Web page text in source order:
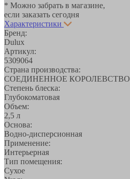
* Можно забрать в магазине,
если заказать сегодня
Характеристики
Бренд:
Dulux
Артикул:
5309064
Страна производства:
СОЕДИНЕННОЕ КОРОЛЕВСТВО
Степень блеска:
Глубокоматовая
Объем:
2,5 л
Основа:
Водно-дисперсионная
Применение:
Интерьерная
Тип помещения:
Сухое